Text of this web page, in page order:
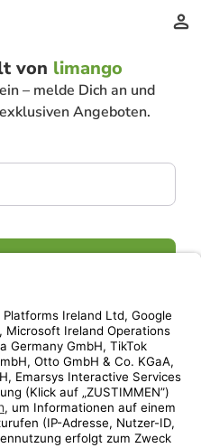
von limango
– melde Dich an und
Angeboten.
DatenschutzCompliance